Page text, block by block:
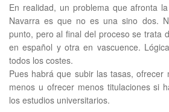
En realidad, un problema que afronta
Navarra es que no es una sino dos.
punto, pero al final del proceso se trata
en español y otra en vascuence.
todos los costes.
Pues habrá que subir las tasas, ofrecer
menos u ofrecer menos titulaciones si
los estudios universitarios.